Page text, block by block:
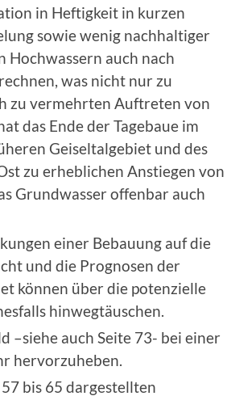
in Heftigkeit in kurzen
sowie wenig nachhaltiger
auch nach
was nicht nur zu
zu vermehrten Auftreten von
das Ende der Tagebaue im
Geiseltalgebiet und des
zu erheblichen Anstiegen von
Grundwasser offenbar auch
einer Bebauung auf die
und die Prognosen der
können über die potenzielle
hinwegtäuschen.
–siehe auch Seite 73- bei einer
hervorzuheben.
bis 65 dargestellten